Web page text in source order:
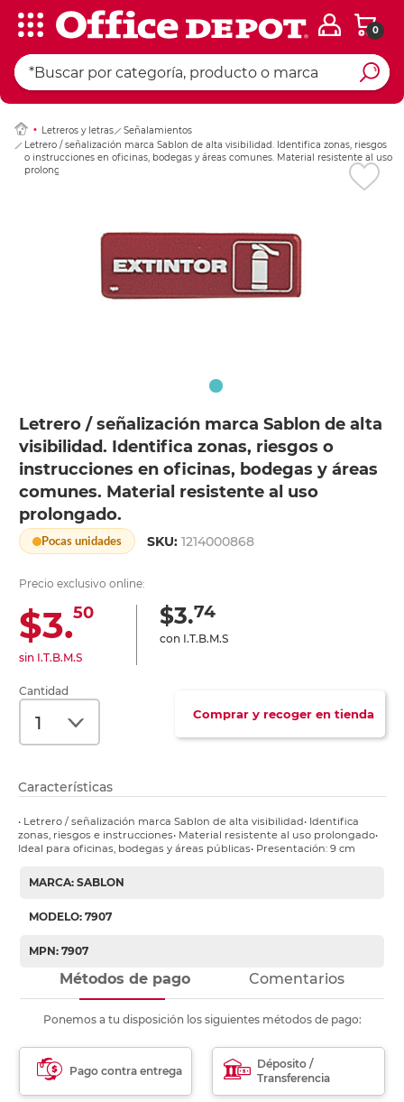
0
Letreros y letras
Señalamientos
Letrero / señalización marca Sablon de alta visibilidad. Identifica zonas, riesgos
o instrucciones en oficinas, bodegas y áreas comunes. Material resistente al uso
prolongado.
Letrero / señalización marca Sablon de alta
visibilidad. Identifica zonas, riesgos o
instrucciones en oficinas, bodegas y áreas
comunes. Material resistente al uso
prolongado.
Pocas unidades SKU:1214000868
Precio exclusivo online:
$3.50
sin I.T.B.M.S
$3.74
con I.T.B.M.S
Cantidad
Comprar y recoger en tienda
Ingresar Codigo
Características
• Letrero / señalización marca Sablon de alta visibilidad• Identifica
zonas, riesgos e instrucciones• Material resistente al uso prolongado•
Ideal para oficinas, bodegas y áreas públicas• Presentación: 9 cm
MARCA: SABLON
MODELO: 7907
MPN: 7907
Métodos de pago Comentarios
Ponemos a tu disposición los siguientes métodos de pago:
Pago contra entrega
Déposito /
Transferencia